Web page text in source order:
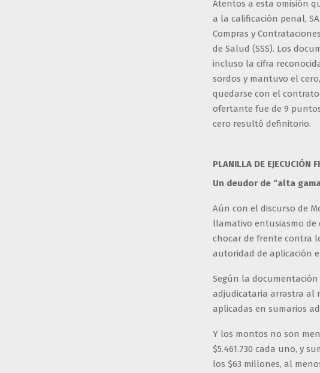
Atentos a esta omisión
a la calificación penal,
Compras y
de Salud (SSS). Los
incluso la cifra
sordos y mantuvo el
quedarse con el
ofertante fue de 9
cero resultó definitorio.
PLANILLA DE EJECUCIÓN
Un deudor de “alta
Aún con el discurso de
llamativo entusiasmo de
chocar de frente contra
autoridad de aplicación
Según la
adjudicataria arrastra al
aplicadas en sumarios
Y los montos no son
$5.461.730 cada uno, y
los $63 millones, al